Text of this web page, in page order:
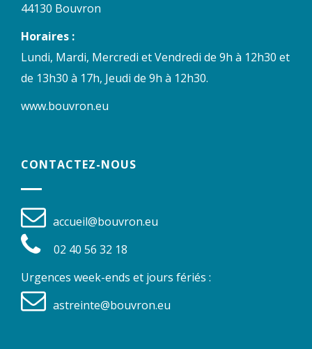
44130 Bouvron
Horaires :
Lundi, Mardi, Mercredi et Vendredi de 9h à 12h30 et
de 13h30 à 17h, Jeudi de 9h à 12h30.
www.bouvron.eu
CONTACTEZ-NOUS
accueil@bouvron.eu
02 40 56 32 18
Urgences week-ends et jours fériés :
astreinte@bouvron.eu